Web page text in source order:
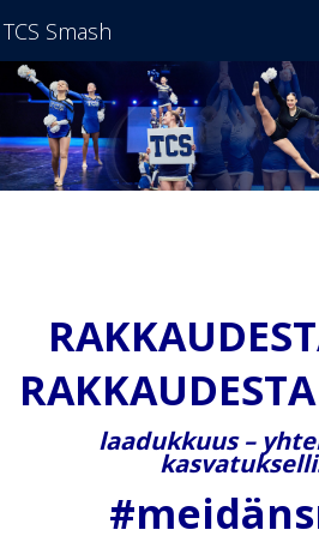
laadukkuus –
TCS Smash